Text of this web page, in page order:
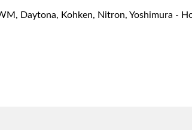
Daytona, Kohken, Nitron, Yoshimura -